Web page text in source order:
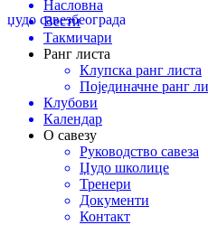
џудо савезбеограда
Насловна
Вести
Такмичари
Ранг листа
Клупска ранг листа
Појединачне ранг
Клубови
Календар
О савезу
Руководство савеза
Џудо школице
Тренери
Документи
Контакт